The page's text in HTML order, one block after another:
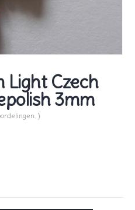
Light Czech
3mm
)